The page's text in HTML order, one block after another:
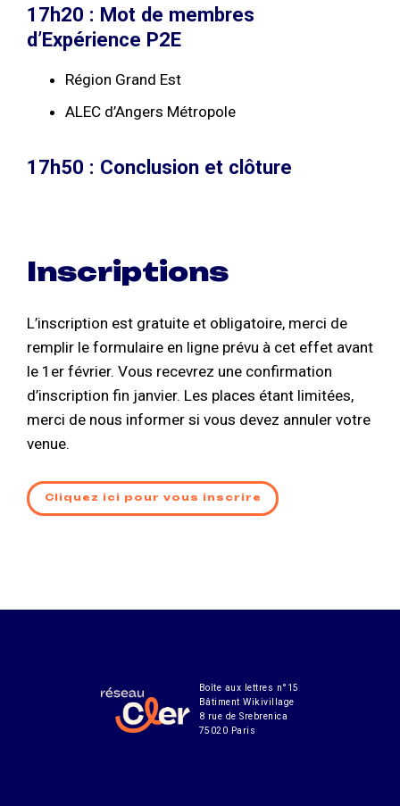
17h20 : Mot de membres
d’Expérience P2E
Région Grand Est
ALEC d’Angers Métropole
17h50 : Conclusion et clôture
Inscriptions
L’inscription est gratuite et obligatoire, merci de
remplir le formulaire en ligne prévu à cet effet avant
le 1er février. Vous recevrez une confirmation
d’inscription fin janvier. Les places étant limitées,
merci de nous informer si vous devez annuler votre
venue.
Cliquez ici pour vous inscrire
Boîte aux lettres n°15
Bâtiment Wikivillage
8 rue de Srebrenica
75020 Paris